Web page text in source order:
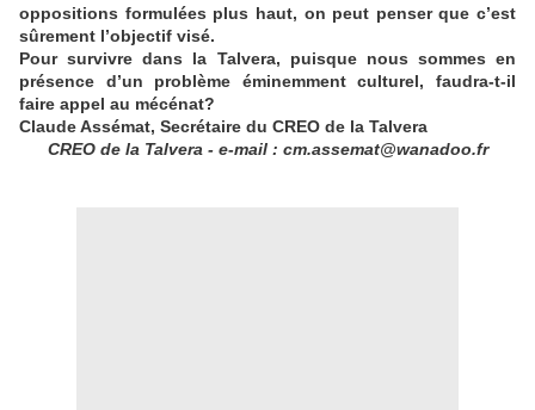
oppositions formulées plus haut, on peut penser que c’est
sûrement l’objectif visé.
Pour survivre dans la Talvera, puisque nous sommes en
présence d’un problème éminemment culturel, faudra-t-il
faire appel au mécénat?
Claude Assémat, Secrétaire du CREO de la Talvera
CREO de la Talvera - e-mail : cm.assemat@wanadoo.fr